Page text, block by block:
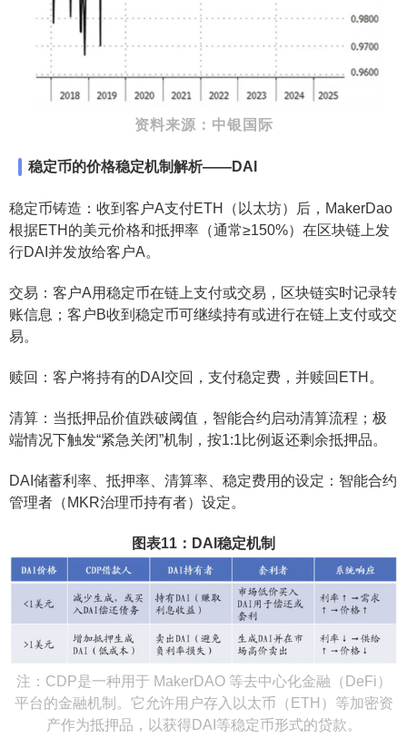
资料来源：中银国际
稳定币的价格稳定机制解析——DAI
稳定币铸造：收到客户A支付ETH（以太坊）后，MakerDao
根据ETH的美元价格和抵押率（通常≥150%）在区块链上发
行DAI并发放给客户A。
交易：客户A用稳定币在链上支付或交易，区块链实时记录转
账信息；客户B收到稳定币可继续持有或进行在链上支付或交
易。
赎回：客户将持有的DAI交回，支付稳定费，并赎回ETH。
清算：当抵押品价值跌破阈值，智能合约启动清算流程；极
端情况下触发“紧急关闭”机制，按1:1比例返还剩余抵押品。
DAI储蓄利率、抵押率、清算率、稳定费用的设定：智能合约
管理者（MKR治理币持有者）设定。
图表11：DAI稳定机制
注：CDP是一种用于 MakerDAO 等去中心化金融（DeFi）
平台的金融机制。它允许用户存入以太币（ETH）等加密资
产作为抵押品，以获得DAI等稳定币形式的贷款。